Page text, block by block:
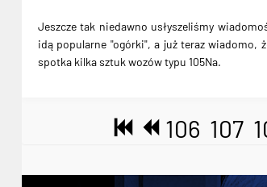
Jeszcze tak niedawno usłyszeliśmy
idą popularne "ogórki", a już teraz wiadomo,
spotka kilka sztuk wozów typu 105Na.
106 107